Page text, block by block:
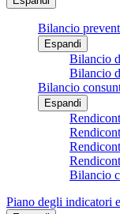
Bilancio
Espandi
Bilancio
Bilancio
Bilancio
Espandi
Bilancio
Piano degli indicatori